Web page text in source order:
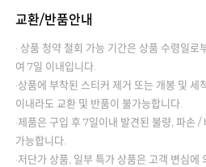
교환/반품안내
· 상품 청약 철회 가능 기간은 상품 수령일
여 7일 이내입니다.
·상품에 부착된 스티커 제거 또는 개봉 및 세
이내라도 교환 및 반품이 불가능합니다.
·제품은 구입 후 7일이내 발견된 불량, 파손 /
가능합니다.
·저단가 상품, 일부 특가 상품은 고객 변심에